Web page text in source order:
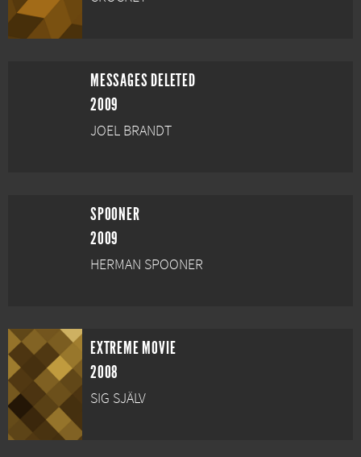
MESSAGES DELETED
2009
JOEL BRANDT
SPOONER
2009
HERMAN SPOONER
EXTREME MOVIE
2008
SIG SJÄLV